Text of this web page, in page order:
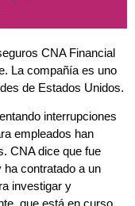
CNA Financial
La compañía es uno
de Estados Unidos.
interrupciones
empleados han
CNA dice que fue
ha contratado a un
investigar y